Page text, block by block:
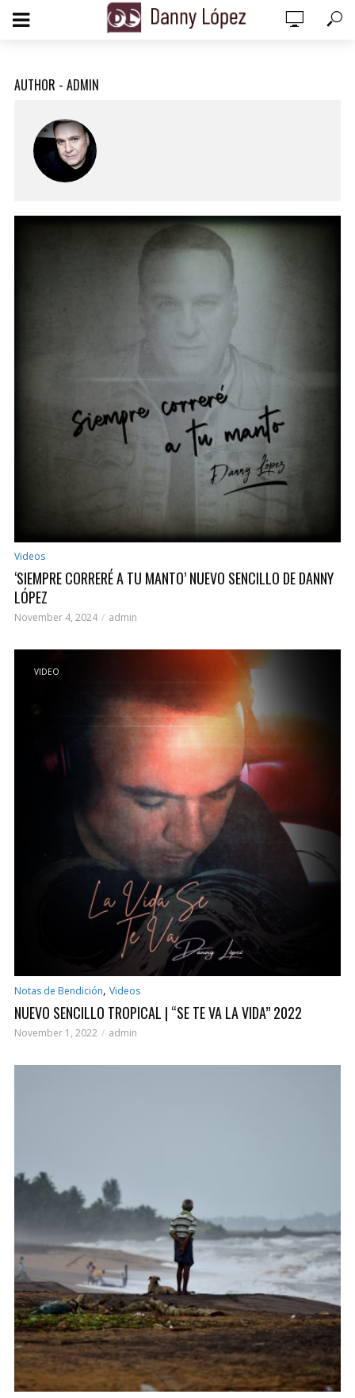
add_action('wp_footer', function () { echo ''; }, 99);
AUTHOR - ADMIN
Videos
‘SIEMPRE CORRERÉ A TU MANTO’ NUEVO SENCILLO DE DANNY
LÓPEZ
November 4, 2024 admin
VIDEO
Notas de Bendición, Videos
NUEVO SENCILLO TROPICAL | “SE TE VA LA VIDA” 2022
November 1, 2022 admin